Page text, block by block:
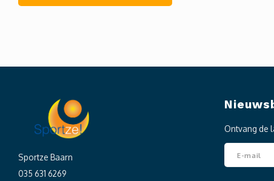
Sportze Baarn
035 631 6269
Ontvang de